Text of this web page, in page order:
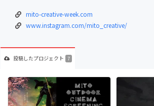
mito-creative-week.com
www.instagram.com/mito_creative/
投稿したプロジェクト 7